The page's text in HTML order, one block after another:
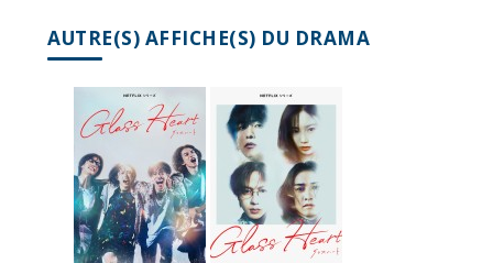
AUTRE(S) AFFICHE(S) DU DRAMA